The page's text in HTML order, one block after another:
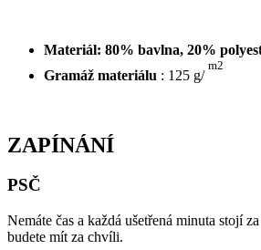
Materiál: 80% bavlna, 20%
Gramáž materiálu : 125 g/
m2
ZAPÍNÁNÍ
PSČ
Nemáte čas a každá ušetřená minuta stojí
budete mít za chvíli.